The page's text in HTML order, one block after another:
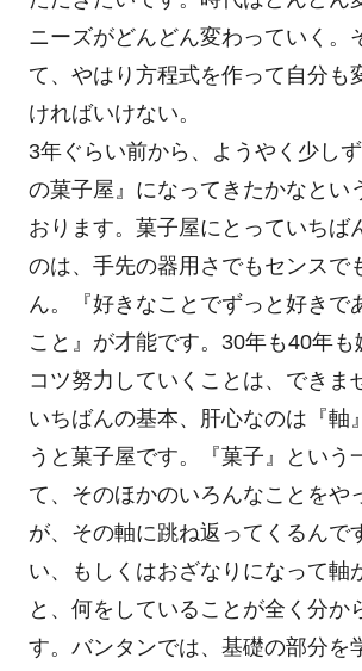
ニーズがどんどん変わっていく。
て、やはり方程式を作って自分も
ければいけない。
3年ぐらい前から、ようやく少し
の菓子屋』になってきたかなとい
おります。菓子屋にとっていちば
のは、手先の器用さでもセンスで
ん。『好きなことでずっと好きで
こと』が才能です。30年も40年も
コツ努力していくことは、できま
いちばんの基本、肝心なのは『軸
うと菓子屋です。『菓子』という
て、そのほかのいろんなことをや
が、その軸に跳ね返ってくるんで
い、もしくはおざなりになって軸
と、何をしていることが全く分か
す。バンタンでは、基礎の部分を